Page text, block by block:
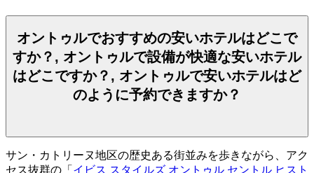
オントゥルでおすすめの安いホテルはどこで
すか？, オントゥルで設備が快適な安いホテル
はどこですか？, オントゥルで安いホテルはど
のように予約できますか？
サン・カトリーヌ地区の歴史ある街並みを歩きながら、アク
セス抜群の「 イビス スタイルズ オントゥル セントル ヒスト